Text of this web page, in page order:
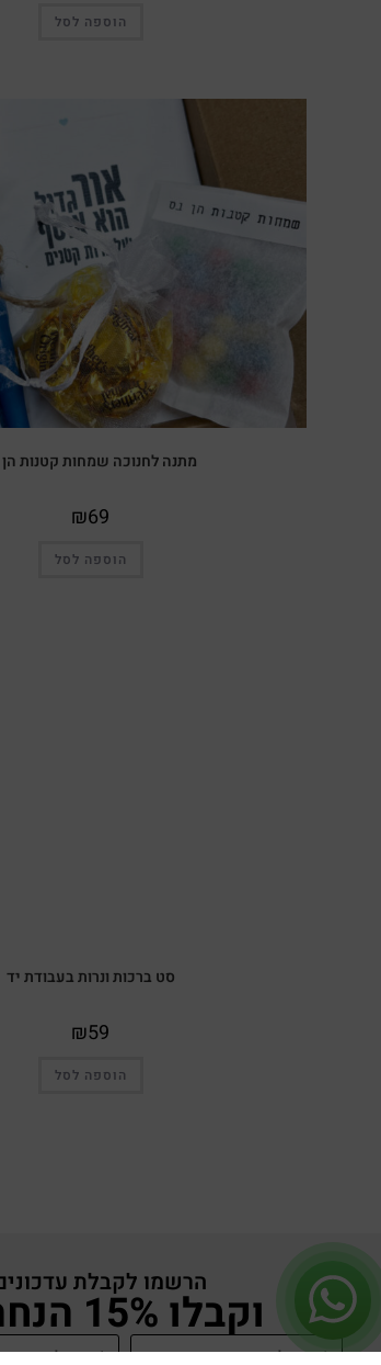
הוספה לסל
מתנה לחנוכה שמחות קטנות הן
₪69
הוספה לסל
סט ברכות ונרות בעבודת יד
₪59
הוספה לסל
הרשמו לקבלת
וקבלו 15% הנחה לקניה באתר